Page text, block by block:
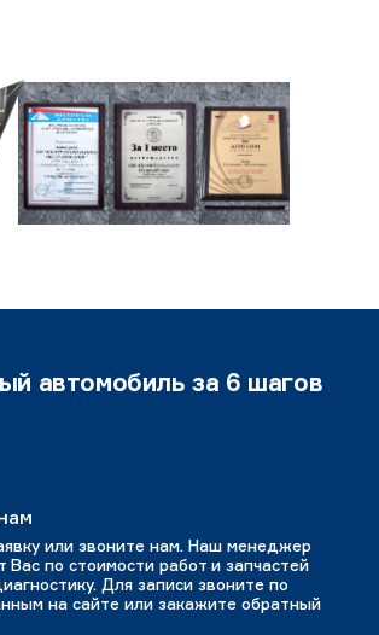
автомобиль за 6 шагов
или звоните нам. Наш менеджер
Вас по стоимости работ и запчастей
Для записи звоните по
на сайте или закажите обратный